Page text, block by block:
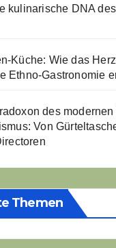
kulinarische DNA
Küche: Wie das
Ethno-Gastronomie
des
Von
Themen